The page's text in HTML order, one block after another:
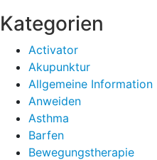
Kategorien
Activator
Akupunktur
Allgemeine Information
Anweiden
Asthma
Barfen
Bewegungstherapie